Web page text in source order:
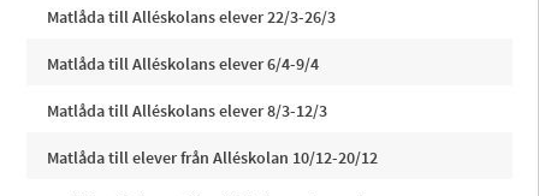
Matlåda till Alléskolans elever 22/3-26/3
Matlåda till Alléskolans elever 6/4-9/4
Matlåda till Alléskolans elever 8/3-12/3
Matlåda till elever från Alléskolan 10/12-20/12